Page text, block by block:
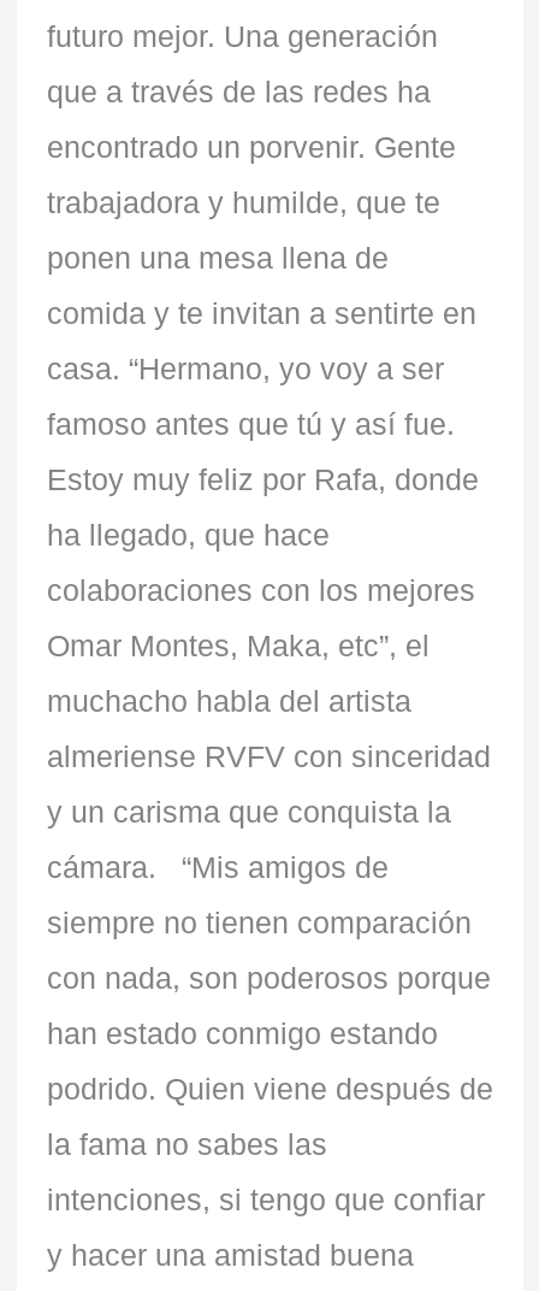
futuro mejor. Una generación
que a través de las redes ha
encontrado un porvenir. Gente
trabajadora y humilde, que te
ponen una mesa llena de
comida y te invitan a sentirte en
casa. “Hermano, yo voy a ser
famoso antes que tú y así fue.
Estoy muy feliz por Rafa, donde
ha llegado, que hace
colaboraciones con los mejores
Omar Montes, Maka, etc”, el
muchacho habla del artista
almeriense RVFV con sinceridad
y un carisma que conquista la
cámara. “Mis amigos de
siempre no tienen comparación
con nada, son poderosos porque
han estado conmigo estando
podrido. Quien viene después de
la fama no sabes las
intenciones, si tengo que confiar
y hacer una amistad buena